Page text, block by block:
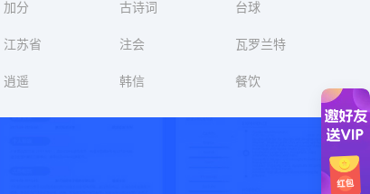
加分 古诗词 台球
江苏省 注会 瓦罗兰特
逍遥 韩信 餐饮